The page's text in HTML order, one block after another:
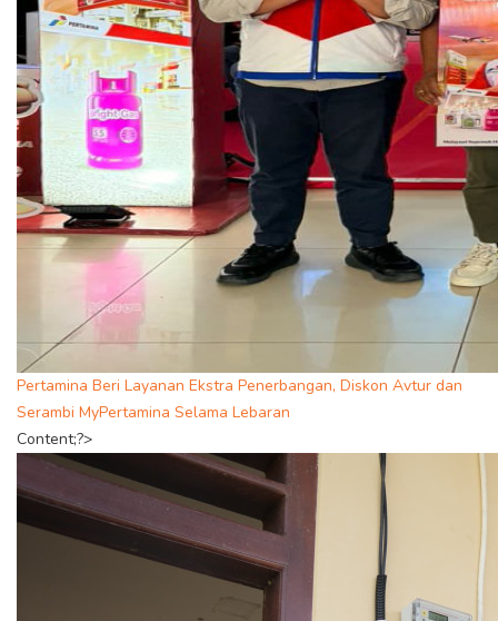
Pertamina Beri Layanan Ekstra Penerbangan, Diskon Avtur dan
Serambi MyPertamina Selama Lebaran
Content;?>